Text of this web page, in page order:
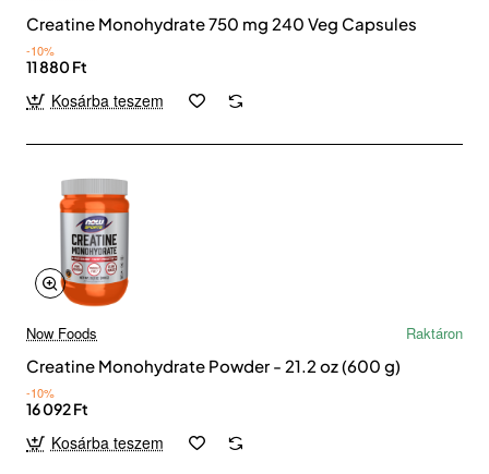
Creatine Monohydrate 750 mg 240 Veg Capsules
-10%
11 880 Ft
Kosárba teszem
Now Foods
Raktáron
Creatine Monohydrate Powder - 21.2 oz (600 g)
-10%
16 092 Ft
Kosárba teszem